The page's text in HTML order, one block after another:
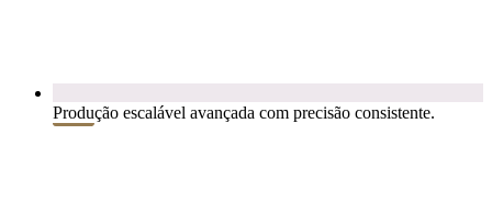
Produção escalável avançada com precisão consistente.